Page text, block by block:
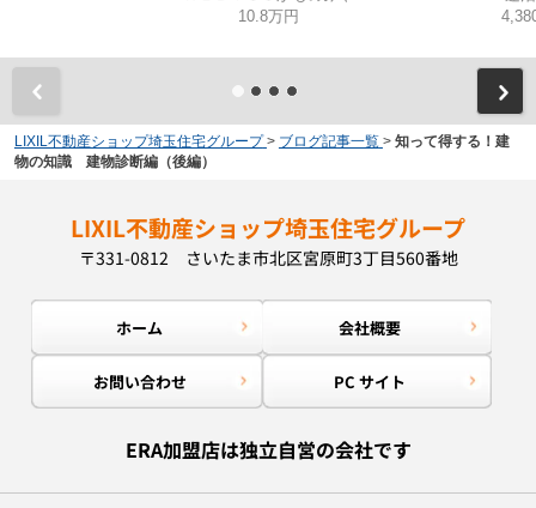
10.8万円
LIXIL不動産ショップ埼玉住宅グループ > ブログ記事一覧 > 知って得する！建
物の知識 建物診断編（後編）
LIXIL不動産ショップ埼玉住宅グループ
〒331-0812 さいたま市北区宮原町3丁目560番地
ホーム 会社概要
お問い合わせ PC サイト
ERA加盟店は独立自営の会社です